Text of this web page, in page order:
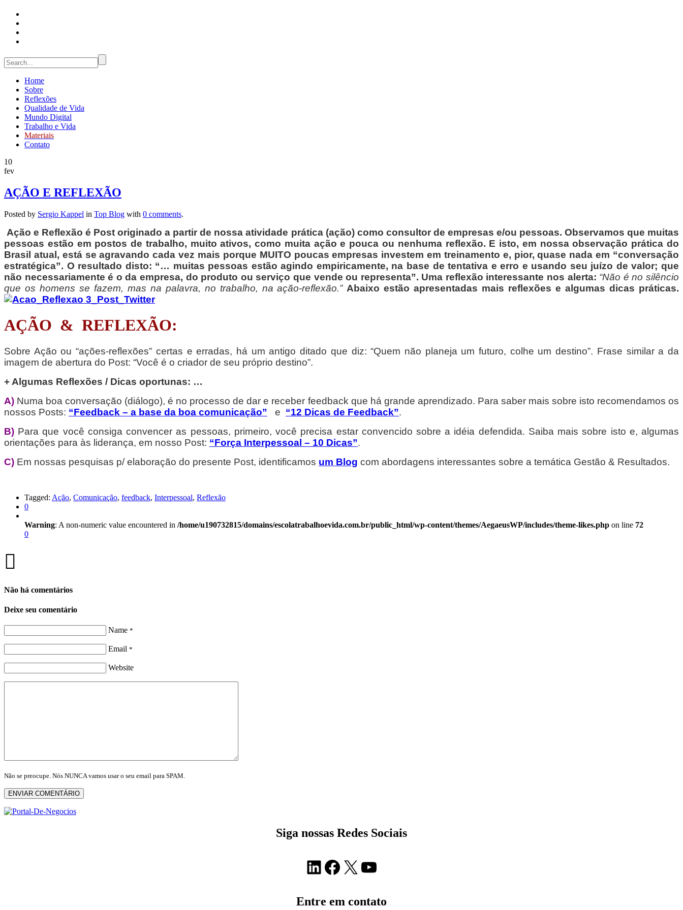
Home
Sobre
Reflexões
Qualidade de Vida
Mundo Digital
Trabalho e Vida
Materiais
Contato
10
fev
AÇÃO E REFLEXÃO
Posted by Sergio Kappel in Top Blog with 0 comments.
Ação e Reflexão é Post originado a partir de nossa atividade prática (ação) como consultor de empresas e/ou pessoas. Observamos que muitas
pessoas estão em postos de trabalho, muito ativos, como muita ação e pouca ou nenhuma reflexão. E isto, em nossa observação prática do
Brasil atual, está se agravando cada vez mais porque MUITO poucas empresas investem em treinamento e, pior, quase nada em “conversação
estratégica”. O resultado disto: “… muitas pessoas estão agindo empiricamente, na base de tentativa e erro e usando seu juízo de valor; que
não necessariamente é o da empresa, do produto ou serviço que vende ou representa”. Uma reflexão interessante nos alerta: “Não é no silêncio
que os homens se fazem, mas na palavra, no trabalho, na ação-reflexão.” Abaixo estão apresentadas mais reflexões e algumas dicas práticas.
AÇÃO & REFLEXÃO:
Sobre Ação ou “ações-reflexões” certas e erradas, há um antigo ditado que diz: “Quem não planeja um futuro, colhe um destino”. Frase similar a da
imagem de abertura do Post: “Você é o criador de seu próprio destino”.
+ Algumas Reflexões / Dicas oportunas: …
A) Numa boa conversação (diálogo), é no processo de dar e receber feedback que há grande aprendizado. Para saber mais sobre isto recomendamos os
nossos Posts: “Feedback – a base da boa comunicação” e “12 Dicas de Feedback”.
B) Para que você consiga convencer as pessoas, primeiro, você precisa estar convencido sobre a idéia defendida. Saiba mais sobre isto e, algumas
orientações para às liderança, em nosso Post: “Força Interpessoal – 10 Dicas”.
C) Em nossas pesquisas p/ elaboração do presente Post, identificamos um Blog com abordagens interessantes sobre a temática Gestão & Resultados.
Tagged: Ação, Comunicação, feedback, Interpessoal, Reflexão
0
Warning: A non-numeric value encountered in /home/u190732815/domains/escolatrabalhoevida.com.br/public_html/wp-content/themes/AegaeusWP/includes/theme-likes.php on line 72
0
Não há comentários
Deixe seu comentário
Name *
Email *
Website
Não se preocupe. Nós NUNCA vamos usar o seu email para SPAM.
ENVIAR COMENTÁRIO
Siga nossas Redes Sociais
LinkedIn
Facebook
X Youtube
Entre em contato